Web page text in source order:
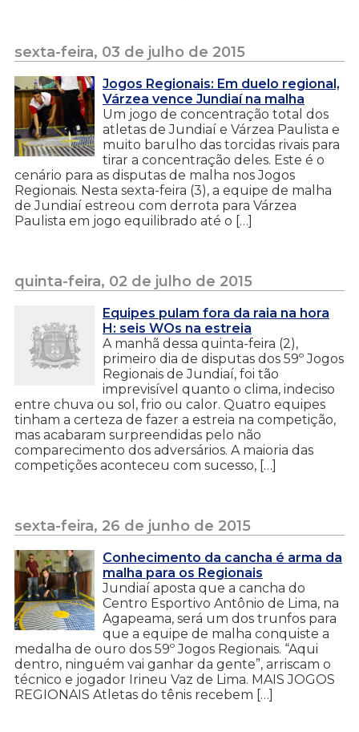
sexta-feira, 03 de julho de 2015
Jogos Regionais: Em duelo regional,
Várzea vence Jundiaí na malha
Um jogo de concentração total dos
atletas de Jundiaí e Várzea Paulista e
muito barulho das torcidas rivais para
tirar a concentração deles. Este é o
cenário para as disputas de malha nos Jogos
Regionais. Nesta sexta-feira (3), a equipe de malha
de Jundiaí estreou com derrota para Várzea
Paulista em jogo equilibrado até o […]
quinta-feira, 02 de julho de 2015
Equipes pulam fora da raia na hora
H: seis WOs na estreia
A manhã dessa quinta-feira (2),
primeiro dia de disputas dos 59º Jogos
Regionais de Jundiaí, foi tão
imprevisível quanto o clima, indeciso
entre chuva ou sol, frio ou calor. Quatro equipes
tinham a certeza de fazer a estreia na competição,
mas acabaram surpreendidas pelo não
comparecimento dos adversários. A maioria das
competições aconteceu com sucesso, […]
sexta-feira, 26 de junho de 2015
Conhecimento da cancha é arma da
malha para os Regionais
Jundiaí aposta que a cancha do
Centro Esportivo Antônio de Lima, na
Agapeama, será um dos trunfos para
que a equipe de malha conquiste a
medalha de ouro dos 59º Jogos Regionais. “Aqui
dentro, ninguém vai ganhar da gente”, arriscam o
técnico e jogador Irineu Vaz de Lima. MAIS JOGOS
REGIONAIS Atletas do tênis recebem […]